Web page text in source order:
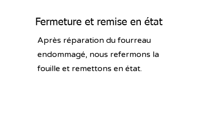
Fermeture et remise en état
Après réparation du fourreau
endommagé, nous refermons la
fouille et remettons en état.